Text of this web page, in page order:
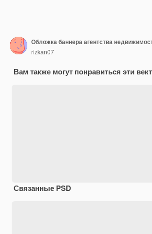
rizkan07
Вам также могут понравиться эти
Связанные PSD